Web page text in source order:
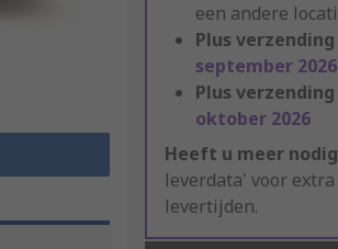
een andere
Plus verzending
september 2026
Plus verzending
oktober 2026
Heeft u meer
leverdata' voor
levertijden.